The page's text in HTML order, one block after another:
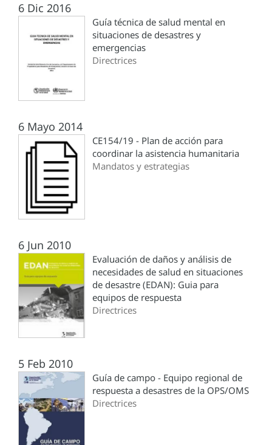
6 Dic 2016
Guía técnica de salud mental en
situaciones de desastres y
emergencias
Directrices
6 Mayo 2014
CE154/19 - Plan de acción para
coordinar la asistencia humanitaria
Mandatos y estrategias
6 Jun 2010
Evaluación de daños y análisis de
necesidades de salud en situaciones
de desastre (EDAN): Guia para
equipos de respuesta
Directrices
5 Feb 2010
Guía de campo - Equipo regional de
respuesta a desastres de la OPS/OMS
Directrices